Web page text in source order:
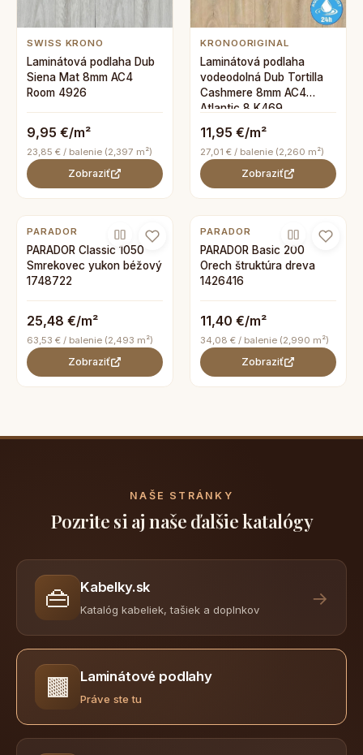
SWISS KRONO
Laminátová podlaha Dub
Siena Mat 8mm AC4
Room 4926
9,95 €/m²
23,85 € / balenie (2,397 m²)
Zobraziť
KRONOORIGINAL
Laminátová podlaha
vodeodolná Dub Tortilla
Cashmere 8mm AC4
Atlantic 8 K469
11,95 €/m²
27,01 € / balenie (2,260 m²)
Zobraziť
PARADOR
PARADOR Classic 1050
Smrekovec yukon béžový
1748722
25,48 €/m²
63,53 € / balenie (2,493 m²)
Zobraziť
PARADOR
PARADOR Basic 200
Orech štruktúra dreva
1426416
11,40 €/m²
34,08 € / balenie (2,990 m²)
Zobraziť
NAŠE STRÁNKY
Pozrite si aj naše ďalšie katalógy
👜 Kabelky.sk
Katalóg kabeliek, tašiek a doplnkov
→
🟫 Laminátové podlahy
Práve ste tu